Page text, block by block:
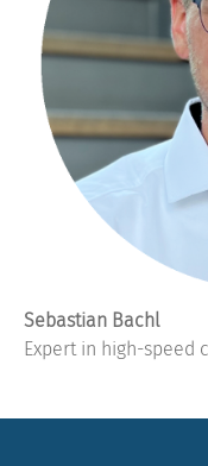
Sebastian Bachl
Expert in high-speed